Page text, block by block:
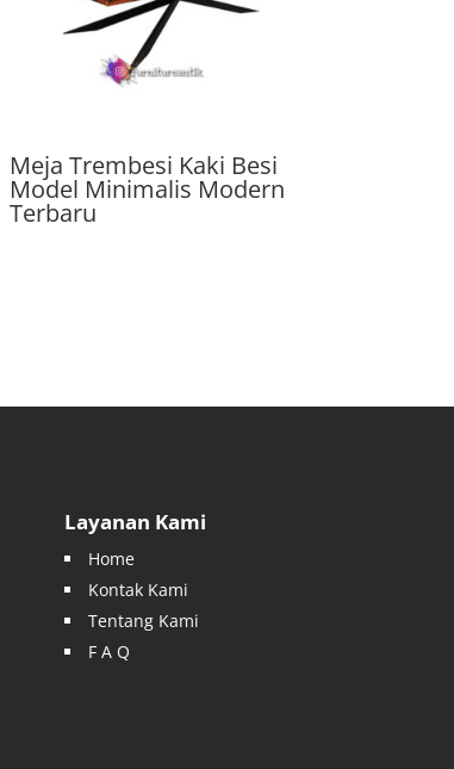
Meja Trembesi Kaki Besi
Model Minimalis Modern
Terbaru
Layanan Kami
Home
Kontak Kami
Tentang Kami
F A Q